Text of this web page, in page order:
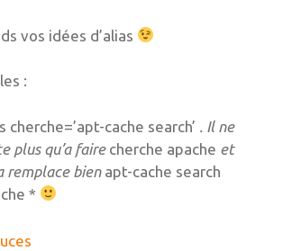
vos idées d’alias
:
cherche=’apt-cache search’
. Il ne
plus qu’a faire cherche apache et
remplace bien apt-cache search
*